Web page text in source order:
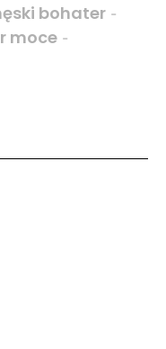
bohater -
moce -